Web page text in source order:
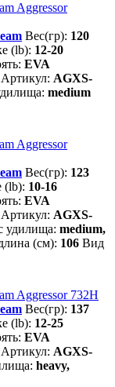
Aggressor
Вес(гр): 120
(lb): 12-20
EVA
Артикул: AGXS-
medium
Aggressor
Вес(гр): 123
(lb): 10-16
EVA
Артикул: AGXS-
удилища: medium,
(см): 106 Вид
Aggressor 732H
Вес(гр): 137
(lb): 12-25
EVA
Артикул: AGXS-
heavy,